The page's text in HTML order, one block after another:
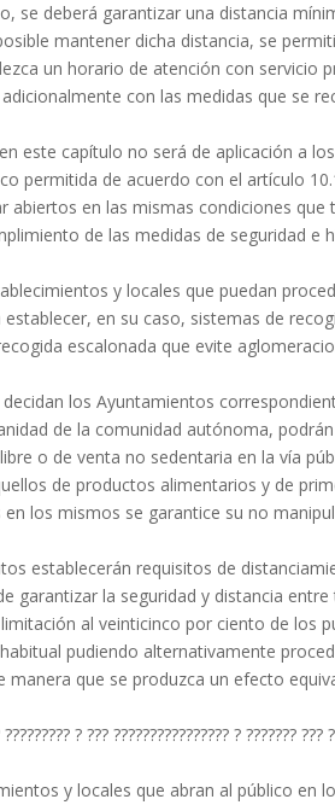
se deberá garantizar una distancia
mantener dicha distancia, se
un horario de atención con servicio
con las medidas que se
este capítulo no será de aplicación a
permitida de acuerdo con el artículo
abiertos en las mismas condiciones
de las medidas de seguridad e
y locales que puedan
en su caso, sistemas de
escalonada que evite
decidan los Ayuntamientos
de la comunidad autónoma,
o de venta no sedentaria en la vía
de productos alimentarios y de
en los mismos se garantice su no
establecerán requisitos de
garantizar la seguridad y distancia
al veinticinco por ciento de los
pudiendo alternativamente
manera que se produzca un efecto
? ??? ???????????????? ? ??????? ???
y locales que abran al público en